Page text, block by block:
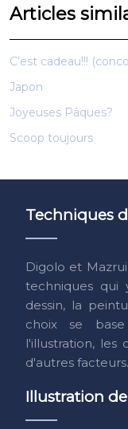
Articles
C’est cadeau!!!
Japon
Joyeuses Pâques?
Scoop toujours
Techniques
Digolo et
techniques qui
dessin, la
choix se
l'illustration, les
d'autres
Illustration